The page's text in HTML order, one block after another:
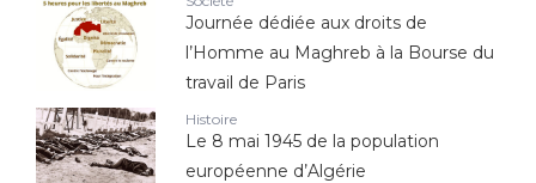
Journée dédiée aux droits de
l’Homme au Maghreb à la Bourse du
travail de Paris
Histoire
Le 8 mai 1945 de la population
européenne d’Algérie